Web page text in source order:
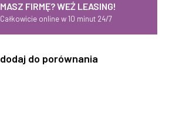
MASZ FIRMĘ? WEŹ LEASING!
Całkowicie online w 10 minut 24/7
dodaj do porównania